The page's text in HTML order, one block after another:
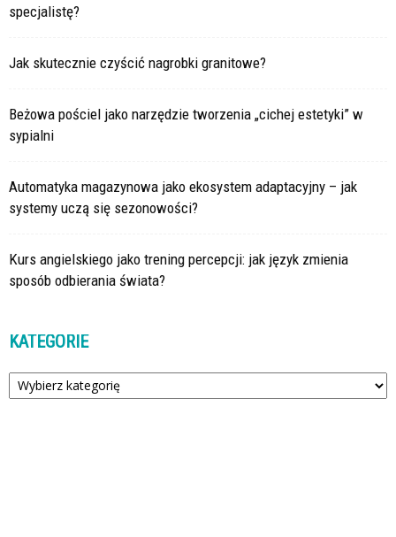
specjalistę?
Jak skutecznie czyścić nagrobki granitowe?
Beżowa pościel jako narzędzie tworzenia „cichej estetyki” w
sypialni
Automatyka magazynowa jako ekosystem adaptacyjny – jak
systemy uczą się sezonowości?
Kurs angielskiego jako trening percepcji: jak język zmienia
sposób odbierania świata?
KATEGORIE
Kategorie